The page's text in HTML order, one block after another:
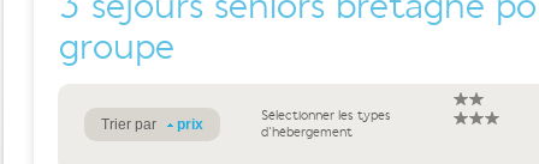
groupe
Trier par prix
Sélectionner les types
d'hébergement